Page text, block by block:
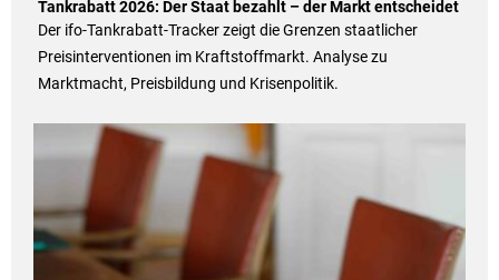
Tankrabatt 2026: Der Staat bezahlt – der Markt entscheidet
Der ifo-Tankrabatt-Tracker zeigt die Grenzen staatlicher
Preisinterventionen im Kraftstoffmarkt. Analyse zu
Marktmacht, Preisbildung und Krisenpolitik.